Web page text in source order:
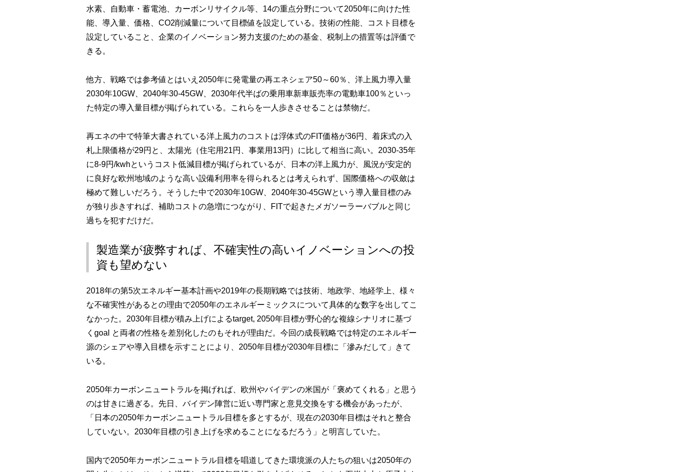
水素、自動車・蓄電池、カーボンリサイクル等、14の重点分野について2050年に向けた性
能、導入量、価格、CO2削減量について目標値を設定している。技術の性能、コスト目標を
設定していること、企業のイノベーション努力支援のための基金、税制上の措置等は評価で
きる。
他方、戦略では参考値とはいえ2050年に発電量の再エネシェア50～60％、洋上風力導入量
2030年10GW、2040年30-45GW、2030年代半ばの乗用車新車販売率の電動車100％といっ
た特定の導入量目標が掲げられている。これらを一人歩きさせることは禁物だ。
再エネの中で特筆大書されている洋上風力のコストは浮体式のFIT価格が36円、着床式の入
札上限価格が29円と、太陽光（住宅用21円、事業用13円）に比して相当に高い。2030-35年
に8-9円/kwhというコスト低減目標が掲げられているが、日本の洋上風力が、風況が安定的
に良好な欧州地域のような高い設備利用率を得られるとは考えられず、国際価格への収斂は
極めて難しいだろう。そうした中で2030年10GW、2040年30-45GWという導入量目標のみ
が独り歩きすれば、補助コストの急増につながり、FITで起きたメガソーラーバブルと同じ
過ちを犯すだけだ。
製造業が疲弊すれば、不確実性の高いイノベーションへの投
資も望めない
2018年の第5次エネルギー基本計画や2019年の長期戦略では技術、地政学、地経学上、様々
な不確実性があるとの理由で2050年のエネルギーミックスについて具体的な数字を出してこ
なかった。2030年目標が積み上げによるtarget, 2050年目標が野心的な複線シナリオに基づ
くgoal と両者の性格を差別化したのもそれが理由だ。今回の成長戦略では特定のエネルギー
源のシェアや導入目標を示すことにより、2050年目標が2030年目標に「滲みだして」きて
いる。
2050年カーボンニュートラルを掲げれば、欧州やバイデンの米国が「褒めてくれる」と思う
のは甘きに過ぎる。先日、バイデン陣営に近い専門家と意見交換をする機会があったが、
「日本の2050年カーボンニュートラル目標を多とするが、現在の2030年目標はそれと整合
していない。2030年目標の引き上げを求めることになるだろう」と明言していた。
国内で2050年カーボンニュートラル目標を唱道してきた環境派の人たちの狙いは2050年の